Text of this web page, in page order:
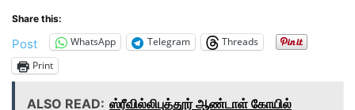
Share this:
Post WhatsApp Telegram
Threads
Print
ALSO READ: ஸ்ரீவில்லிபுத்தூர் ஆண்டாள் கோயில்